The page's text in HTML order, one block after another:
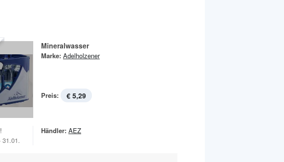
Mineralwasser
Marke: Adelholzener
Preis: € 5,29
31.01.
Händler: AEZ